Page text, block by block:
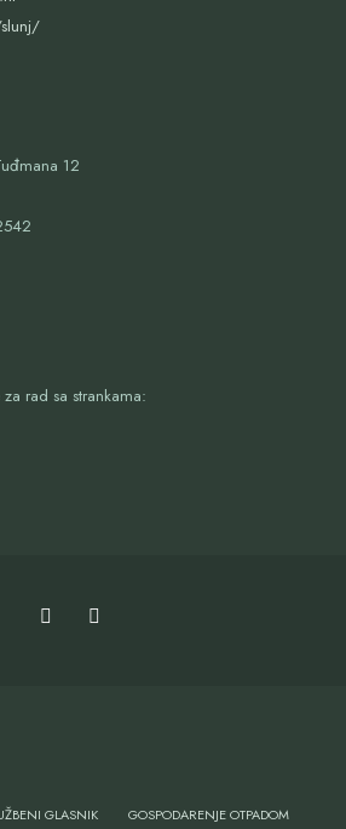
12
rad sa strankama:
GLASNIK GOSPODARENJE OTPADOM